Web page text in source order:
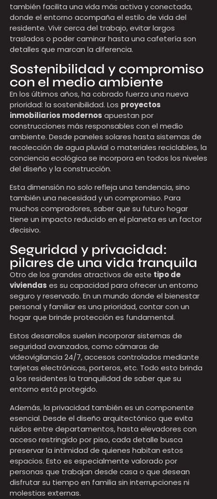
también facilita una vida más activa y conectada,
donde el entorno acompaña el estilo de vida del
residente. Vivir cerca del trabajo, evitar largos
traslados o poder caminar hasta una cafetería son
detalles que marcan la diferencia.
Sostenibilidad y compromiso
con el medio ambiente
En los últimos años, ha cobrado fuerza una nueva
prioridad: la sostenibilidad. Los proyectos
inmobiliarios modernos apuestan por
construcciones más responsables con el medio
ambiente. Desde paneles solares hasta sistemas de
recolección de agua pluvial o materiales reciclables, la
conciencia ecológica se incorpora en todos los niveles
del diseño y la construcción.
Esta dimensión no solo refleja una tendencia, sino
también una necesidad y un compromiso. Para
muchos compradores, saber que su futuro hogar
tiene un impacto reducido en el planeta es un factor
decisivo.
Seguridad y privacidad:
pilares de una vida tranquila
Otro de los grandes atractivos de este tipo de
viviendas es su capacidad para ofrecer un entorno
seguro y reservado. En un mundo donde el bienestar
personal y familiar es una prioridad, contar con un
hogar que brinde protección es fundamental.
Estos desarrollos suelen incorporar sistemas de
seguridad avanzados, como cámaras de
videovigilancia 24/7, accesos controlados mediante
tarjetas electrónicas, porteros, etc. Todo esto brinda
a los residentes la tranquilidad de saber que su
entorno está protegido.
Además, la privacidad también es un componente
esencial. Desde el diseño arquitectónico que evita
ruidos entre departamentos, hasta elevadores con
acceso restringido por piso, cada detalle busca
preservar la intimidad de quienes habitan estos
espacios. Esto es especialmente valorado por
personas que trabajan desde casa o que desean
disfrutar su tiempo en familia sin interrupciones ni
molestias externas.